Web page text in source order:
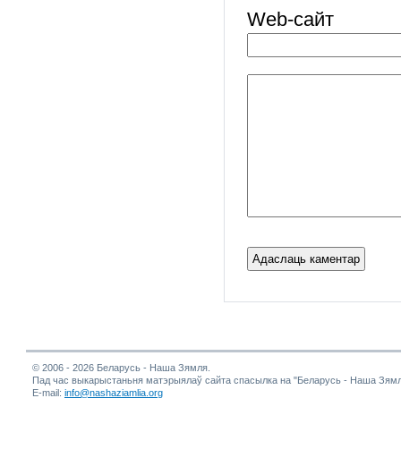
Web-cайт
© 2006 - 2026 Беларусь - Наша Зямля.
Пад час выкарыстаньня матэрыялаў сайта спасылка на "Беларусь - Наша
E-mail: info@nashaziamlia.org